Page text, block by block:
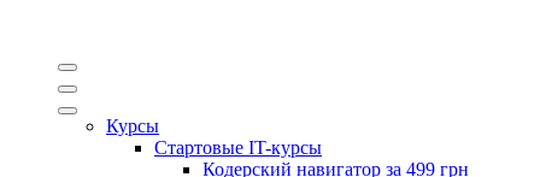
Курсы
Стартовые IT-курсы
Кодерский навигатор за 499 грн